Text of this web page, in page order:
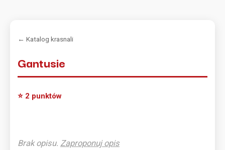
← Katalog krasnali
Gantusie
⭐ 2 punktów
Brak opisu. Zaproponuj opis